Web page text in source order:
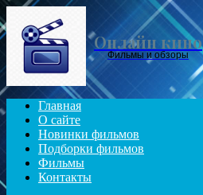
Menu
Онлайн кино
Фильмы и обзоры
Главная
О сайте
Новинки фильмов
Подборки фильмов
Фильмы
Контакты